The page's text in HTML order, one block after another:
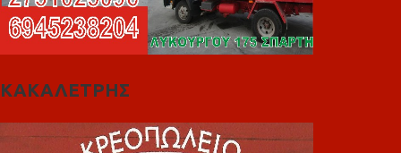
ΚΑΚΑΛΕΤΡΗΣ